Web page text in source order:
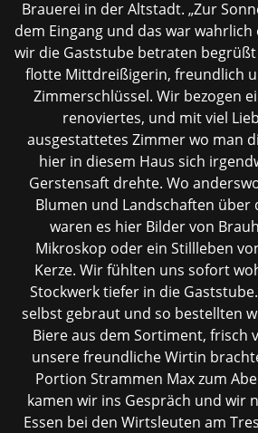
Brauerei in der Altstadt. „Zur
dem Eingang und das war wahrlich
wir die Gaststube betraten
flotte Mittdreißigerin, freundlich
Zimmerschlüssel. Wir bezogen
renoviertes, und mit viel
ausgestattetes Zimmer wo man
hier in diesem Haus sich
Gerstensaft drehte. Wo
Blumen und Landschaften über
waren es hier Bilder von
Mikroskop oder ein Stillleben
Kerze. Wir fühlten uns sofort
Stockwerk tiefer in die
selbst gebraut und so bestellten
Biere aus dem Sortiment, frisch
unsere freundliche Wirtin
Portion Strammen Max zum
kamen wir ins Gespräch und wir
Essen bei den Wirtsleuten am